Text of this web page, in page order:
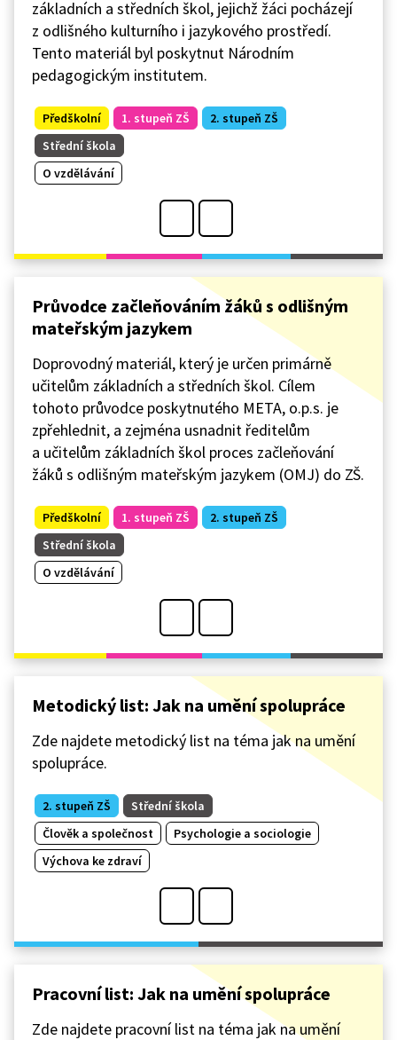
základních a středních škol, jejichž žáci pocházejí
z odlišného kulturního i jazykového prostředí.
Tento materiál byl poskytnut Národním
pedagogickým institutem.
Předškolní 1. stupeň ZŠ
2. stupeň ZŠ
Střední škola
O vzdělávání
Průvodce začleňováním žáků s odlišným
mateřským jazykem
Doprovodný materiál, který je určen primárně
učitelům základních a středních škol. Cílem
tohoto průvodce poskytnutého META, o.p.s. je
zpřehlednit, a zejména usnadnit ředitelům
a učitelům základních škol proces začleňování
žáků s odlišným mateřským jazykem (OMJ) do ZŠ.
Předškolní 1. stupeň ZŠ
2. stupeň ZŠ
Střední škola
O vzdělávání
Metodický list: Jak na umění spolupráce
Zde najdete metodický list na téma jak na umění
spolupráce.
2. stupeň ZŠ
Střední škola
Člověk a společnost
Psychologie a sociologie
Výchova ke zdraví
Pracovní list: Jak na umění spolupráce
Zde najdete pracovní list na téma jak na umění